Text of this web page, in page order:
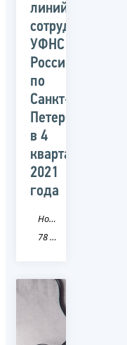
линий»
сотрудниками
УФНС
России
по
Санкт-
Петербургу
в 4
квартале
2021
года
Новость
78 Санкт-Петербург